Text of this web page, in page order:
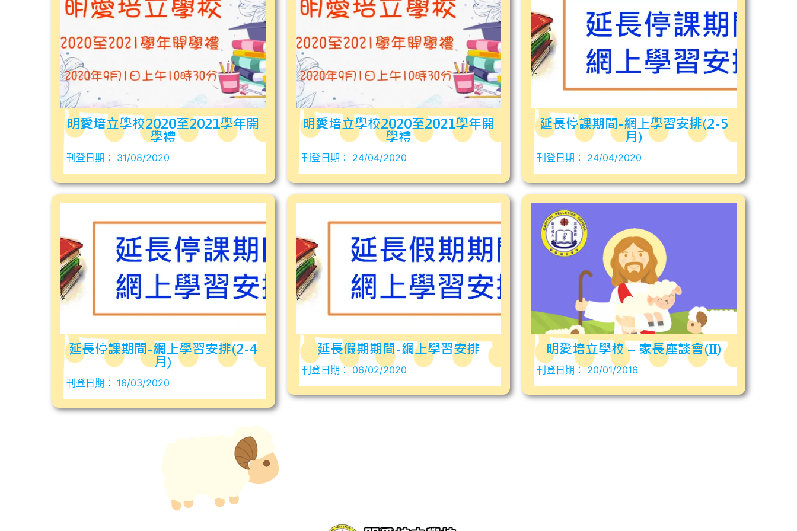
明愛培立學校2020至2021學年開
學禮
刊登日期： 31/08/2020
明愛培立學校2020至2021學年開
學禮
刊登日期： 24/04/2020
延長停課期間-網上學習安排(2-5
月)
刊登日期： 24/04/2020
延長停課期間-網上學習安排(2-4
月)
刊登日期： 16/03/2020
延長假期期間-網上學習安排
刊登日期： 06/02/2020
明愛培立學校 – 家長座談會(II)
刊登日期： 20/01/2016